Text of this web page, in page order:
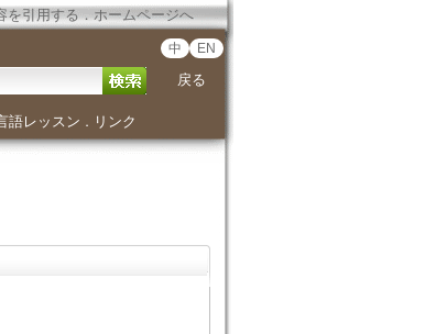
を引用する．ホームページへ
中 EN
戻る
語レッスン ． リンク